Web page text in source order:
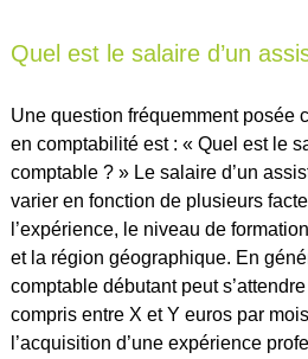
Quel est le salaire d’un
Une question fréquemment posée
en comptabilité est : « Quel est le
comptable ? » Le salaire d’un
varier en fonction de plusieurs
l’expérience, le niveau de
et la région géographique. En
comptable débutant peut
compris entre X et Y euros par
l’acquisition d’une expérience